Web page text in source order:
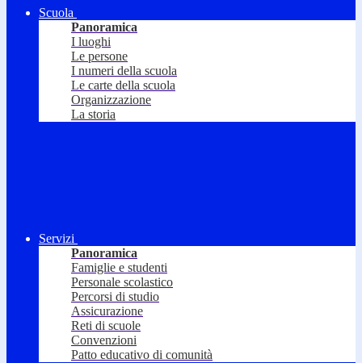
Scuola
Panoramica
I luoghi
Le persone
I numeri della scuola
Le carte della scuola
Organizzazione
La storia
Servizi
Panoramica
Famiglie e studenti
Personale scolastico
Percorsi di studio
Assicurazione
Reti di scuole
Convenzioni
Patto educativo di comunità